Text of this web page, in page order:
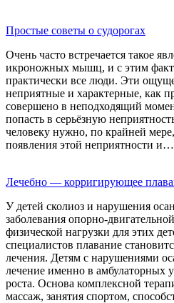
Простые советы о судорогах
Очень часто встречается такое
икроножных мышц, и с этим
практически все люди. Эти
неприятные и характерные, как
совершено в неподходящий
попасть в серьёзную
человеку нужно, по крайней
появления этой неприятности и…
Лечебно — корригирующее
У детей сколиоз и нарушения
заболевания опорно-
физической нагрузки для этих
специалистов плавание
лечения. Детям с нарушениями
лечение именно в амбулаторных
роста. Основа комплексной
массаж, занятия спортом,